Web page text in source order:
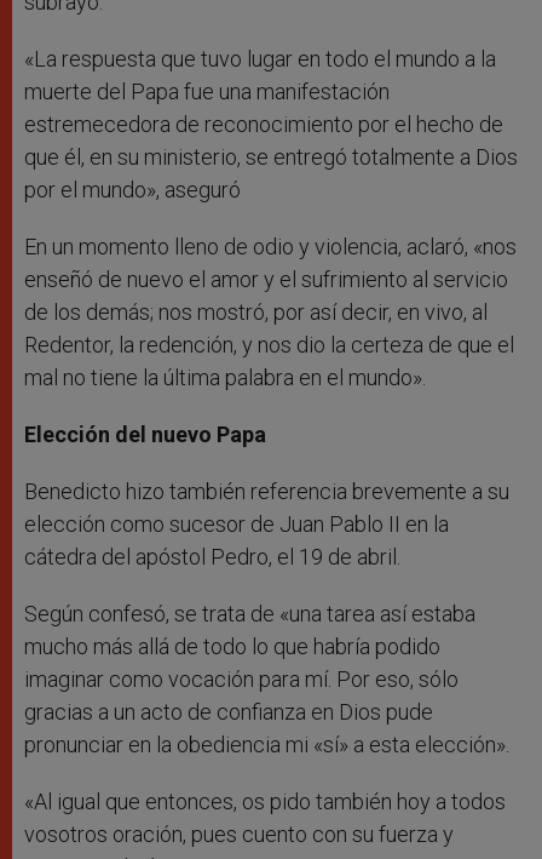
«La respuesta que tuvo lugar en todo el mundo a la
muerte del Papa fue una manifestación
estremecedora de reconocimiento por el hecho de
que él, en su ministerio, se entregó totalmente a Dios
por el mundo», aseguró
En un momento lleno de odio y violencia, aclaró, «nos
enseñó de nuevo el amor y el sufrimiento al servicio
de los demás; nos mostró, por así decir, en vivo, al
Redentor, la redención, y nos dio la certeza de que el
mal no tiene la última palabra en el mundo».
Elección del nuevo Papa
Benedicto hizo también referencia brevemente a su
elección como sucesor de Juan Pablo II en la
cátedra del apóstol Pedro, el 19 de abril.
Según confesó, se trata de «una tarea así estaba
mucho más allá de todo lo que habría podido
imaginar como vocación para mí. Por eso, sólo
gracias a un acto de confianza en Dios pude
pronunciar en la obediencia mi «sí» a esta elección».
«Al igual que entonces, os pido también hoy a todos
vosotros oración, pues cuento con su fuerza y